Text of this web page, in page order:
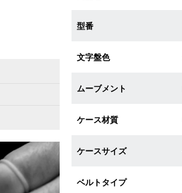
型番
文字盤色
ムーブメント
ケース材質
ケースサイズ
ベルトタイプ